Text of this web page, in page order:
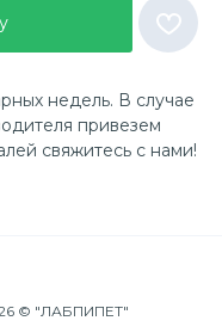
недель. В случае
привезем
свяжитесь с нами!
© "ЛАБПИПЕТ"